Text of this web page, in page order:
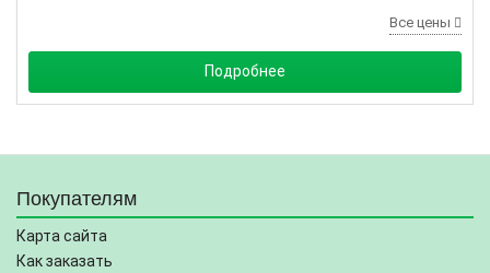
Все цены
Подробнее
Покупателям
Карта сайта
Как заказать